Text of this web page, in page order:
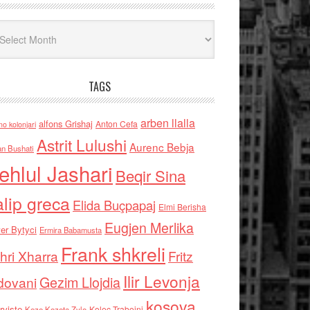
TAGS
kolonjari alfons Grishaj Anton Cefa arben llalla
Bushati Astrit Lulushi Aurenc Bebja
Jashari Beqir Sina
grecaElida Buçpapaj Elmi Berisha
Bytyci Ermira Babamusta Eugjen Merlika
Xharra Frank shkreli Fritz
Gezim Llojdia Ilir Levonja